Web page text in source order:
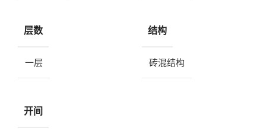
层数
一层
结构
砖混结构
开间